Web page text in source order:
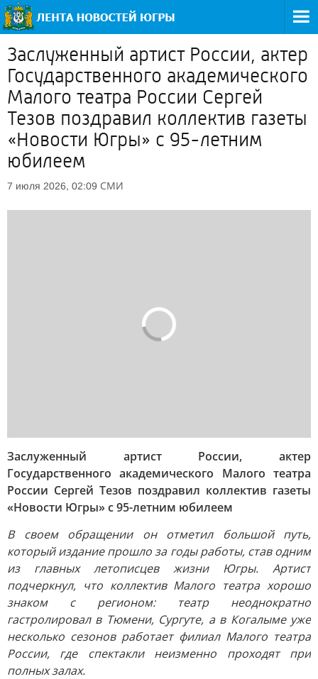
Заслуженный артист России, актер
Государственного академического
Малого театра России Сергей
Тезов поздравил коллектив газеты
«Новости Югры» с 95-летним
юбилеем
7 июля 2026, 02:09 СМИ
Заслуженный артист России, актер
Государственного академического Малого театра
России Сергей Тезов поздравил коллектив газеты
«Новости Югры» с 95-летним юбилеем
В своем обращении он отметил большой путь,
который издание прошло за годы работы, став одним
из главных летописцев жизни Югры. Артист
подчеркнул, что коллектив Малого театра хорошо
знаком с регионом: театр неоднократно
гастролировал в Тюмени, Сургуте, а в Когалыме уже
несколько сезонов работает филиал Малого театра
России, где спектакли неизменно проходят при
полных залах.